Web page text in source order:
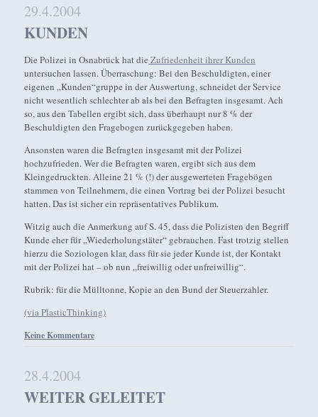
29.4.2004
KUNDEN
Die Polizei in Osnabrück hat die Zufriedenheit ihrer Kunden
untersuchen lassen. Überraschung: Bei den Beschuldigten, einer
eigenen „Kunden“gruppe in der Auswertung, schneidet der Service
nicht wesentlich schlechter ab als bei den Befragten insgesamt. Ach
so, aus den Tabellen ergibt sich, dass überhaupt nur 8 % der
Beschuldigten den Fragebogen zurückgegeben haben.
Ansonsten waren die Befragten insgesamt mit der Polizei
hochzufrieden. Wer die Befragten waren, ergibt sich aus dem
Kleingedruckten. Alleine 21 % (!) der ausgewerteten Fragebögen
stammen von Teilnehmern, die einen Vortrag bei der Polizei besucht
hatten. Das ist sicher ein repräsentatives Publikum.
Witzig auch die Anmerkung auf S. 45, dass die Polizisten den Begriff
Kunde eher für „Wiederholungstäter“ gebrauchen. Fast trotzig stellen
hierzu die Soziologen klar, dass für sie jeder Kunde ist, der Kontakt
mit der Polizei hat – ob nun „freiwillig oder unfreiwillig“.
Rubrik: für die Mülltonne, Kopie an den Bund der Steuerzahler.
(via PlasticThinking)
Keine Kommentare
28.4.2004
WEITER GELEITET